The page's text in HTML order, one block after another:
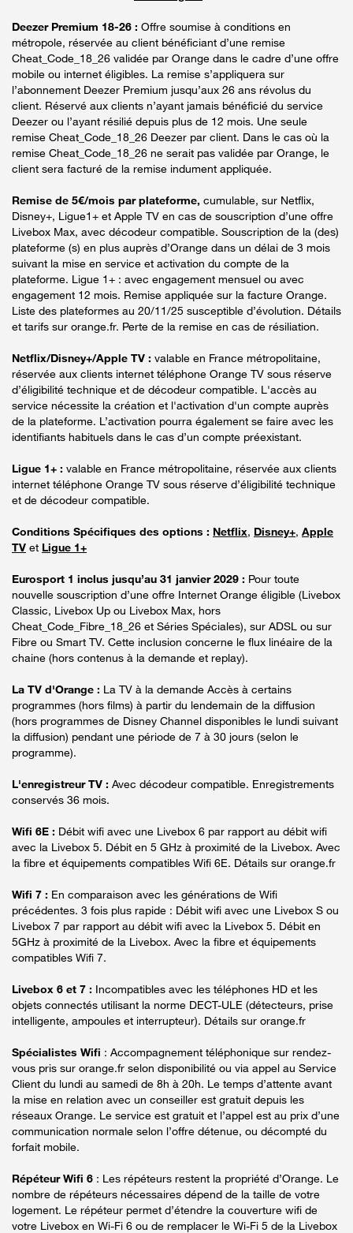
Deezer Premium 18-26 : Offre soumise à conditions en
métropole, réservée au client bénéficiant d’une remise
Cheat_Code_18_26 validée par Orange dans le cadre d’une offre
mobile ou internet éligibles. La remise s’appliquera sur
l’abonnement Deezer Premium jusqu’aux 26 ans révolus du
client. Réservé aux clients n’ayant jamais bénéficié du service
Deezer ou l’ayant résilié depuis plus de 12 mois. Une seule
remise Cheat_Code_18_26 Deezer par client. Dans le cas où la
remise Cheat_Code_18_26 ne serait pas validée par Orange, le
client sera facturé de la remise indument appliquée.
Remise de 5€/mois par plateforme, cumulable, sur Netflix,
Disney+, Ligue1+ et Apple TV en cas de souscription d’une offre
Livebox Max, avec décodeur compatible. Souscription de la (des)
plateforme (s) en plus auprès d’Orange dans un délai de 3 mois
suivant la mise en service et activation du compte de la
plateforme. Ligue 1+ : avec engagement mensuel ou avec
engagement 12 mois. Remise appliquée sur la facture Orange.
Liste des plateformes au 20/11/25 susceptible d’évolution. Détails
et tarifs sur orange.fr. Perte de la remise en cas de résiliation.
Netflix/Disney+/Apple TV : valable en France métropolitaine,
réservée aux clients internet téléphone Orange TV sous réserve
d’éligibilité technique et de décodeur compatible. L'accès au
service nécessite la création et l'activation d'un compte auprès
de la plateforme. L’activation pourra également se faire avec les
identifiants habituels dans le cas d’un compte préexistant.
Ligue 1+ : valable en France métropolitaine, réservée aux clients
internet téléphone Orange TV sous réserve d’éligibilité technique
et de décodeur compatible.
Conditions Spécifiques des options : Netflix, Disney+, Apple
TV et Ligue 1+
Eurosport 1 inclus jusqu’au 31 janvier 2029 : Pour toute
nouvelle souscription d’une offre Internet Orange éligible (Livebox
Classic, Livebox Up ou Livebox Max, hors
Cheat_Code_Fibre_18_26 et Séries Spéciales), sur ADSL ou sur
Fibre ou Smart TV. Cette inclusion concerne le flux linéaire de la
chaine (hors contenus à la demande et replay).
La TV d'Orange : La TV à la demande Accès à certains
programmes (hors films) à partir du lendemain de la diffusion
(hors programmes de Disney Channel disponibles le lundi suivant
la diffusion) pendant une période de 7 à 30 jours (selon le
programme).
L'enregistreur TV : Avec décodeur compatible. Enregistrements
conservés 36 mois.
Wifi 6E : Débit wifi avec une Livebox 6 par rapport au débit wifi
avec la Livebox 5. Débit en 5 GHz à proximité de la Livebox. Avec
la fibre et équipements compatibles Wifi 6E. Détails sur orange.fr
Wifi 7 : En comparaison avec les générations de Wifi
précédentes. 3 fois plus rapide : Débit wifi avec une Livebox S ou
Livebox 7 par rapport au débit wifi avec la Livebox 5. Débit en
5GHz à proximité de la Livebox. Avec la fibre et équipements
compatibles Wifi 7.
Livebox 6 et 7 : Incompatibles avec les téléphones HD et les
objets connectés utilisant la norme DECT-ULE (détecteurs, prise
intelligente, ampoules et interrupteur). Détails sur orange.fr
Spécialistes Wifi : Accompagnement téléphonique sur rendez-
vous pris sur orange.fr selon disponibilité ou via appel au Service
Client du lundi au samedi de 8h à 20h. Le temps d’attente avant
la mise en relation avec un conseiller est gratuit depuis les
réseaux Orange. Le service est gratuit et l’appel est au prix d’une
communication normale selon l’offre détenue, ou décompté du
forfait mobile.
Répéteur Wifi 6 : Les répéteurs restent la propriété d’Orange. Le
nombre de répéteurs nécessaires dépend de la taille de votre
logement. Le répéteur permet d’étendre la couverture wifi de
votre Livebox en Wi-Fi 6 ou de remplacer le Wi-Fi 5 de la Livebox